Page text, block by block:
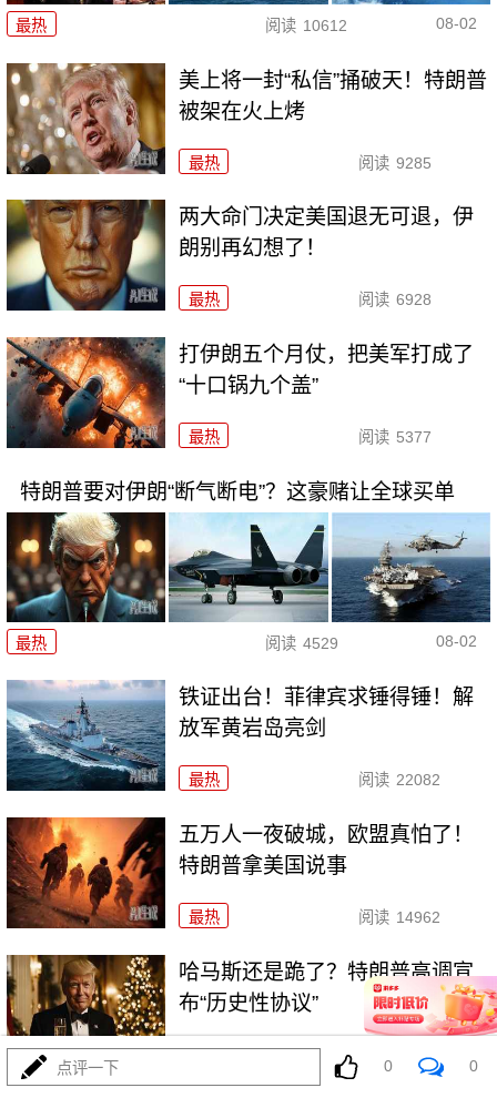
最热 阅读 10612 08-02
美上将一封“私信”捅破天！特朗普
被架在火上烤
最热 阅读 9285
两大命门决定美国退无可退，伊
朗别再幻想了！
最热 阅读 6928
打伊朗五个月仗，把美军打成了
“十口锅九个盖”
最热 阅读 5377
特朗普要对伊朗“断气断电”？这豪赌让全球买单
最热 阅读 4529 08-02
铁证出台！菲律宾求锤得锤！解
放军黄岩岛亮剑
最热 阅读 22082
五万人一夜破城，欧盟真怕了！
特朗普拿美国说事
最热 阅读 14962
哈马斯还是跪了？特朗普高调宣
布“历史性协议”
最热 10442
点评一下 0 0